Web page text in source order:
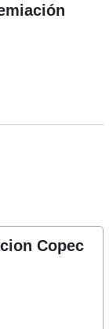
Copec